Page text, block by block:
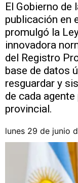
El Gobierno de
publicación en
promulgó la
innovadora
del Registro
base de datos
resguardar y
de cada
provincial.
lunes 29 de junio